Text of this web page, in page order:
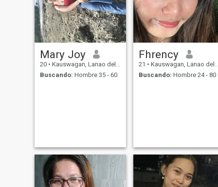
Mary Joy
20 • Kauswagan, Lanao del Norte, Filipinas
Buscando: Hombre 35 - 60
Fhrency
21 • Kauswagan, Lanao del Norte, Filipinas
Buscando: Hombre 24 - 80